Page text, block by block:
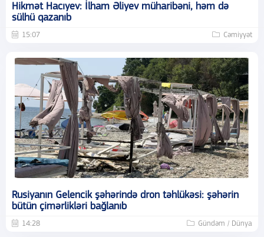
Hikmət Hacıyev: İlham Əliyev müharibəni, həm də
sülhü qazanıb
15:07 Cəmiyyət
Rusiyanın Gelencik şəhərində dron təhlükəsi: şəhərin
bütün çimərlikləri bağlanıb
14:28 Gündəm / Dünya